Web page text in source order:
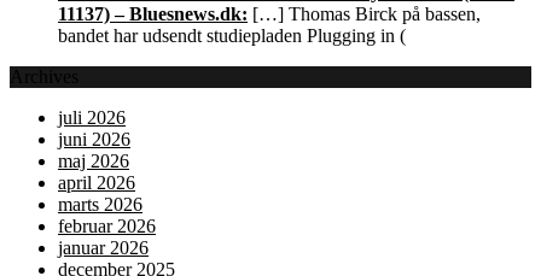
11137) – Bluesnews.dk: […] Thomas Birck på bassen,
bandet har udsendt studiepladen Plugging in (
Archives
juli 2026
juni 2026
maj 2026
april 2026
marts 2026
februar 2026
januar 2026
december 2025